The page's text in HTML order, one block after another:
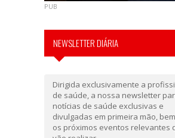
PUB
NEWSLETTER DIÁRIA
Dirigida exclusivamente a
de saúde, a nossa newsletter
notícias de saúde exclusivas e
divulgadas em primeira mão,
os próximos eventos relevantes